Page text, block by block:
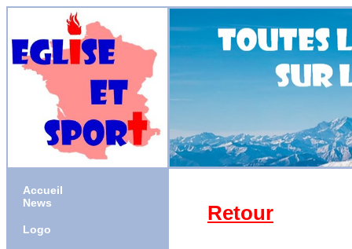
Accueil
News
Logo
Retour